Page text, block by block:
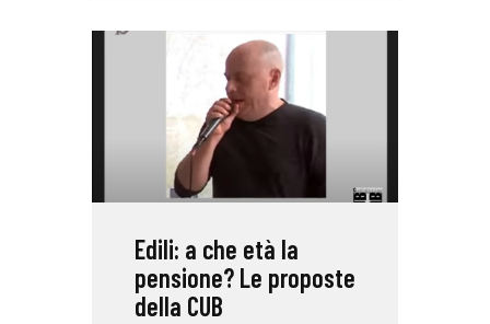
Edili: a che età la
pensione? Le proposte
della CUB